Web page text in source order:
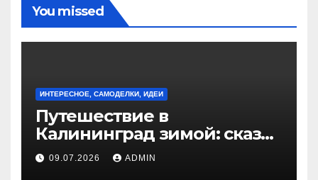
You missed
ИНТЕРЕСНОЕ, САМОДЕЛКИ, ИДЕИ
Путешествие в
Калининград зимой: сказка
на берегу Балтийского
моря
09.07.2026 ADMIN